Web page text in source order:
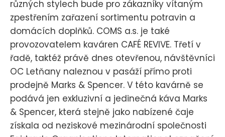
různých stylech bude pro zákazníky vítaným
zpestřením zařazení sortimentu potravin a
domácích doplňků. COMS a.s. je také
provozovatelem kaváren CAFÉ REVIVE. Třetí v
řadě, taktéž právě dnes otevřenou, návštěvníci
OC Letňany naleznou v pasáží přímo proti
prodejně Marks & Spencer. V této kavárně se
podává jen exkluzivní a jedinečná káva Marks
& Spencer, která stejně jako nabízené čaje
získala od neziskové mezinárodní společnosti